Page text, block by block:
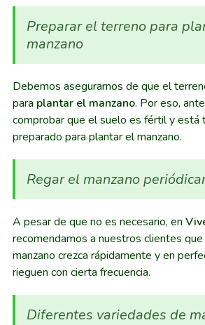
Preparar el terreno para
manzano
Debemos asegurarnos de que el
para plantar el manzano. Por eso,
comprobar que el suelo es fértil y está
preparado para plantar el manzano.
Regar el manzano
A pesar de que no es necesario, en
recomendamos a nuestros clientes
manzano crezca rápidamente y en
rieguen con cierta frecuencia.
Diferentes variedades de